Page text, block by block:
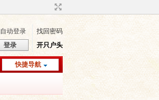
自动登录
找回密码
登录 开只户头
快捷导航